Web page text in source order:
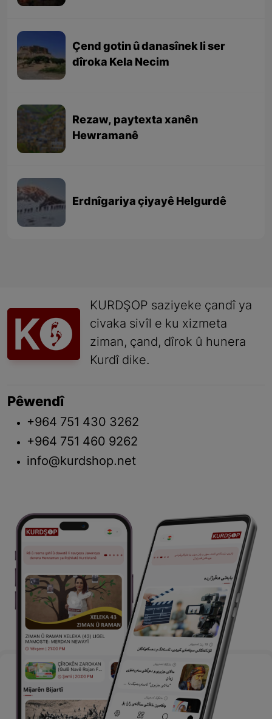
Çend gotin û danasînek li ser
dîroka Kela Necim
Rezaw, paytexta xanên
Hewramanê
Erdnîgariya çiyayê Helgurdê
KURDŞOP saziyeke çandî ya
civaka sivîl e ku xizmeta
ziman, çand, dîrok û hunera
Kurdî dike.
Pêwendî
+964 751 430 3262
+964 751 460 9262
info@kurdshop.net